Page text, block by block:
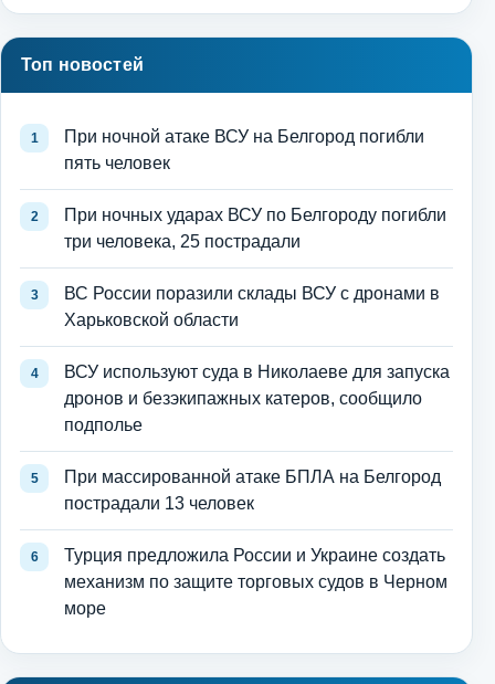
Топ новостей
При ночной атаке ВСУ на Белгород погибли
пять человек
При ночных ударах ВСУ по Белгороду погибли
три человека, 25 пострадали
ВС России поразили склады ВСУ с дронами в
Харьковской области
ВСУ используют суда в Николаеве для запуска
дронов и безэкипажных катеров, сообщило
подполье
При массированной атаке БПЛА на Белгород
пострадали 13 человек
Турция предложила России и Украине создать
механизм по защите торговых судов в Черном
море